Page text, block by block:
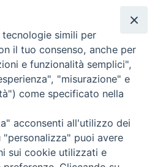
CURIA VESCOVILE
PERSONE
VITA CONSACRATA
/Curia . Piazza Mons. Faloci 3 - 06034
email: info@diocesidifoligno.it . pec:
simili per
il tuo consenso, anche per
e funzionalità semplici",
"misurazione" e
come specificato nella
acconsenti all'utilizzo dei
puoi avere
sui cookie utilizzati e